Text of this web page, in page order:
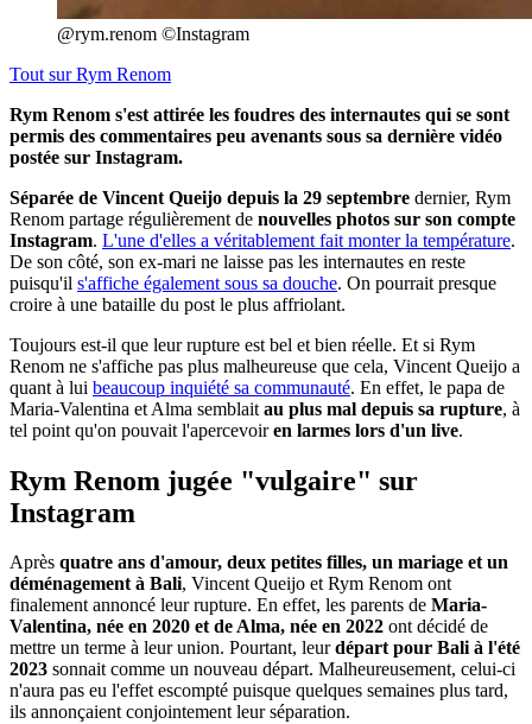
@rym.renom ©Instagram
Tout surRym Renom
Rym Renom s'est attirée les foudres des internautes qui se sont
permis des commentaires peu avenants sous sa dernière vidéo
postée sur Instagram.
Séparée de Vincent Queijo depuis la 29 septembre dernier, Rym
Renom partage régulièrement de nouvelles photos sur son compte
Instagram. L'une d'elles a véritablement fait monter la température.
De son côté, son ex-mari ne laisse pas les internautes en reste
puisqu'il s'affiche également sous sa douche. On pourrait presque
croire à une bataille du post le plus affriolant.
Toujours est-il que leur rupture est bel et bien réelle. Et si Rym
Renom ne s'affiche pas plus malheureuse que cela, Vincent Queijo a
quant à lui beaucoup inquiété sa communauté. En effet, le papa de
Maria-Valentina et Alma semblait au plus mal depuis sa rupture, à
tel point qu'on pouvait l'apercevoiren larmes lors d'un live.
Rym Renom jugée "vulgaire" sur
Instagram
Après quatre ans d'amour, deux petites filles, un mariage et un
déménagement à Bali, Vincent Queijo et Rym Renom ont
finalement annoncé leur rupture. En effet, les parents de Maria-
Valentina, née en 2020 et de Alma, née en 2022 ont décidé de
mettre un terme à leur union. Pourtant, leurdépart pour Bali à l'été
2023 sonnait comme un nouveau départ. Malheureusement, celui-ci
n'aura pas eu l'effet escompté puisque quelques semaines plus tard,
ils annonçaient conjointement leur séparation.